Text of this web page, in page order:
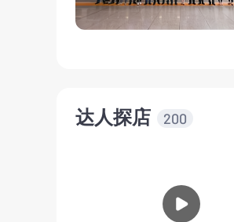
达人探店 200